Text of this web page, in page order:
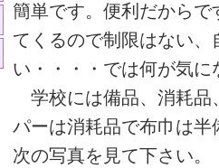
簡単です。便利だから
てくるので制限はない
い・・・・では何が気に
学校には備品、消耗品
パーは消耗品で布巾は
次の写真を見て下さい。